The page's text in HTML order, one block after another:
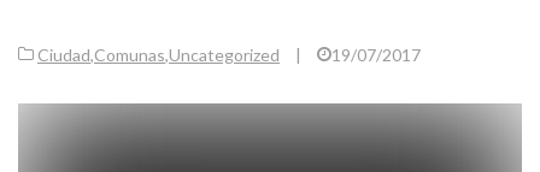
Ciudad,Comunas,Uncategorized | 19/07/2017